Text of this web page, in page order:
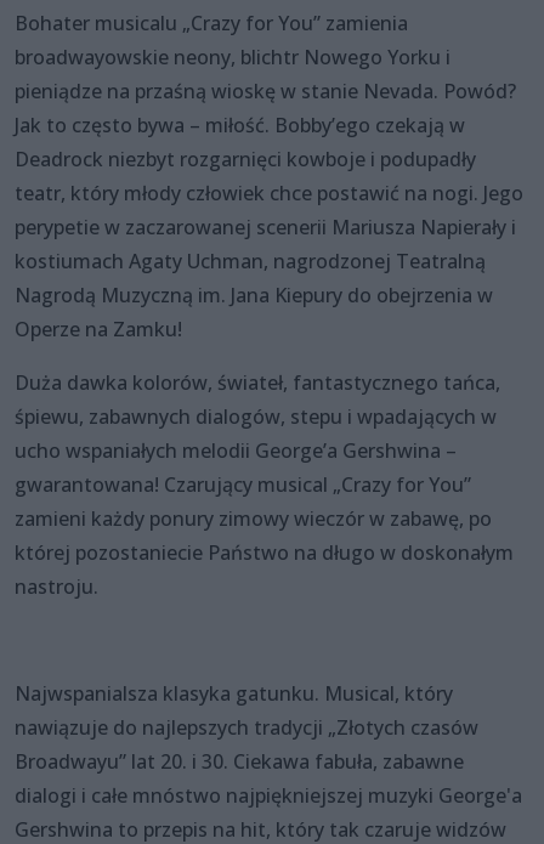
Bohater musicalu „Crazy for You” zamienia
broadwayowskie neony, blichtr Nowego Yorku i
pieniądze na przaśną wioskę w stanie Nevada. Powód?
Jak to często bywa – miłość. Bobby’ego czekają w
Deadrock niezbyt rozgarnięci kowboje i podupadły
teatr, który młody człowiek chce postawić na nogi. Jego
perypetie w zaczarowanej scenerii Mariusza Napierały i
kostiumach Agaty Uchman, nagrodzonej Teatralną
Nagrodą Muzyczną im. Jana Kiepury do obejrzenia w
Operze na Zamku!
Duża dawka kolorów, świateł, fantastycznego tańca,
śpiewu, zabawnych dialogów, stepu i wpadających w
ucho wspaniałych melodii George’a Gershwina –
gwarantowana! Czarujący musical „Crazy for You”
zamieni każdy ponury zimowy wieczór w zabawę, po
której pozostaniecie Państwo na długo w doskonałym
nastroju.
Najwspanialsza klasyka gatunku. Musical, który
nawiązuje do najlepszych tradycji „Złotych czasów
Broadwayu” lat 20. i 30. Ciekawa fabuła, zabawne
dialogi i całe mnóstwo najpiękniejszej muzyki George'a
Gershwina to przepis na hit, który tak czaruje widzów